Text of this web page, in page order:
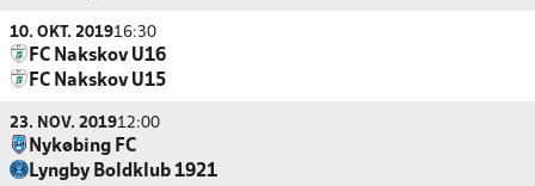
10. OKT. 201916:30
FC Nakskov U16
FC Nakskov U15
23. NOV. 201912:00
Nykøbing FC
Lyngby Boldklub 1921